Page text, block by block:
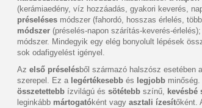
(kerámiaedény, víz hozzáadás, gyakori keverés,
préseléses módszer (fahordó, hosszas érlelés,
módszer (préselés-napon szárítás-keverés-
módszer. Mindegyik egy elég bonyolult lépések
sok odafigyelést igényel.
Az első préselésből származó halszósz esetében
szerepel. Ez a legértékesebb és legjobb
összetettebb ízvilágú és sötétebb színű, kevésbé
leginkább mártogatóként vagy asztali ízesítőként.